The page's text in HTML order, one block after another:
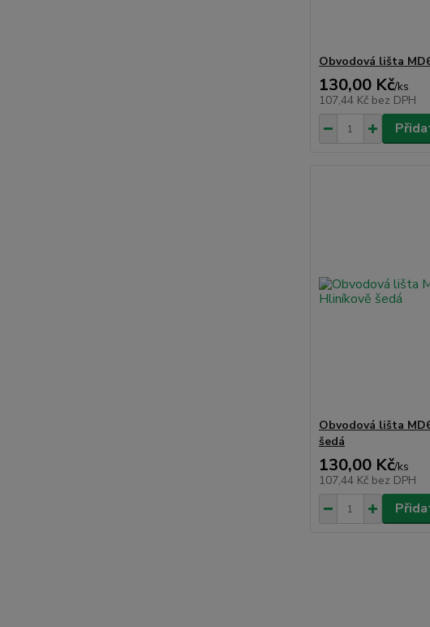
Obvodová lišta
130,00 Kč/ks
107,44 Kč bez DPH
Obvodová lišta
šedá
130,00 Kč/ks
107,44 Kč bez DPH